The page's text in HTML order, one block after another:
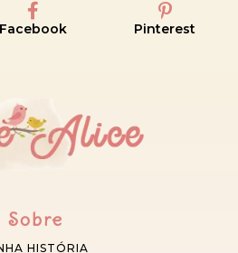
Facebook Pinterest
Sobre
HISTÓRIA